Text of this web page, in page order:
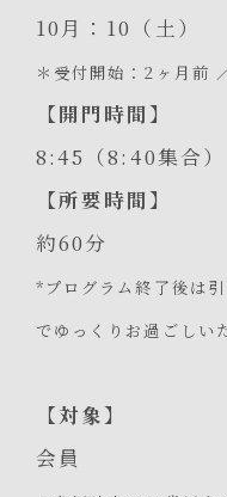
10月：10（土）
＊受付開始：2ヶ月前
【開門時間】
8:45（8:40集合）
【所要時間】
約60分
*プログラム終了後は
でゆっくりお過ごしい
【対象】
会員